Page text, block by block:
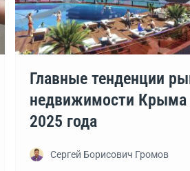
Главные тенденции
недвижимости Крыма
2025 года
Сергей Борисович Громов